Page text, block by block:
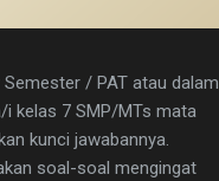
/ PAT atau dalam
i kelas 7 SMP/MTs mata
kunci jawabannya.
soal-soal mengingat